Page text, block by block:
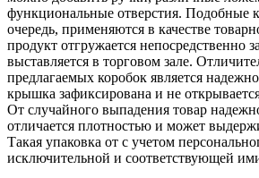
функциональные отверстия. Подобные
очередь, применяются в качестве
продукт отгружается непосредственно
выставляется в торговом зале.
предлагаемых коробок является
крышка зафиксирована и не
От случайного выпадения товар
отличается плотностью и может
Такая упаковка от с учетом
исключительной и соответствующей